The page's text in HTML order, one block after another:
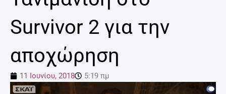
Survivor 2 για την
αποχώρηση
11 Ιουνίου, 2018 5:19 πμ